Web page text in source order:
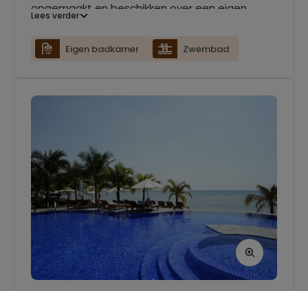
opgemaakt en beschikken over een eigen
zwembad, loungen in de gemeenschappelijke
Lees verder
Eigen badkamer Zwembad